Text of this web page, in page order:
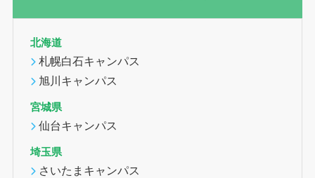
北海道
札幌白石キャンパス
旭川キャンパス
宮城県
仙台キャンパス
埼玉県
さいたまキャンパス